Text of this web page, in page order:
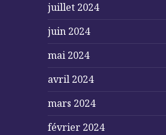
juillet 2024
juin 2024
mai 2024
avril 2024
mars 2024
février 2024